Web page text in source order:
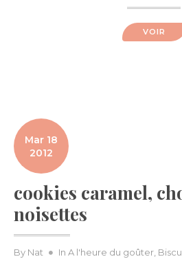
VOIR
Mar 18
2012
cookies caramel,
noisettes
By Nat In A l'heure du goûter,